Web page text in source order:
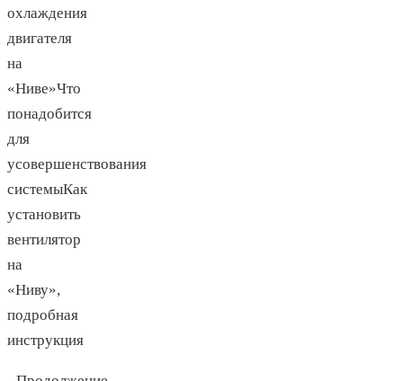
охлаждения
двигателя
на
«Ниве»Что
понадобится
для
усовершенствования
системыКак
установить
вентилятор
на
«Ниву»,
подробная
инструкция